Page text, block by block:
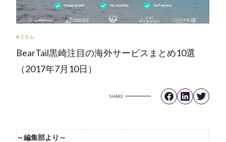
#コラム
BearTail黒崎注目の海外サービスまとめ10選
（2017年7月10日）
SHARE
～編集部より～